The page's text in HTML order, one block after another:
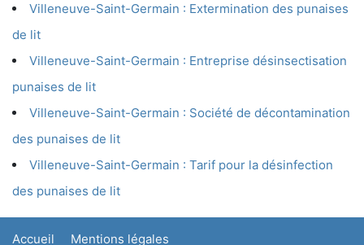
Villeneuve-Saint-Germain : Extermination des punaises
de lit
Villeneuve-Saint-Germain : Entreprise désinsectisation
punaises de lit
Villeneuve-Saint-Germain : Société de décontamination
des punaises de lit
Villeneuve-Saint-Germain : Tarif pour la désinfection
des punaises de lit
Accueil Mentions légales